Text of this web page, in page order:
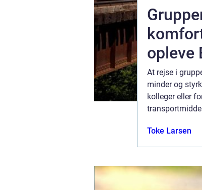
opleve
At rejse i
minder og
kolleger eller
Toke Larsen